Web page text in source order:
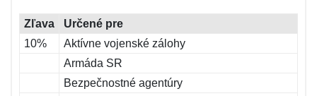
Zľava
Určené pre
10%
Aktívne vojenské zálohy
Armáda SR
Bezpečnostné agentúry